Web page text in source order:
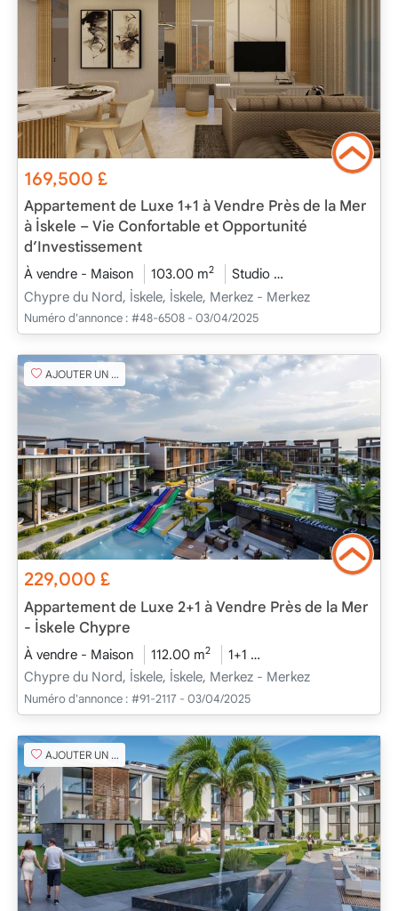
169,500£
Appartement de Luxe 1+1 à Vendre Près de la Mer
à İskele – Vie Confortable et Opportunité
d’Investissement
À vendre - Maison 103.00 m2 Studio
Chypre du Nord, İskele, İskele, Merkez - Merkez
Numéro d'annonce : #48-6508 - 03/04/2025
AJOUTER UN FAVORI
229,000£
Appartement de Luxe 2+1 à Vendre Près de la Mer
- İskele Chypre
À vendre - Maison 112.00 m2 1+1
Chypre du Nord, İskele, İskele, Merkez - Merkez
Numéro d'annonce : #91-2117 - 03/04/2025
AJOUTER UN FAVORI